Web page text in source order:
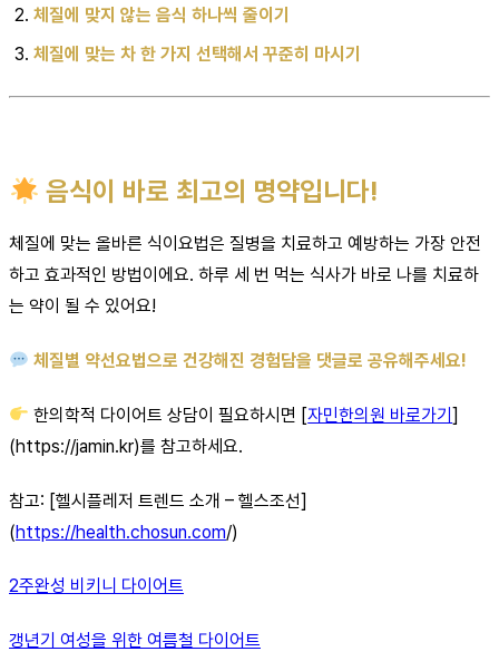
체질에 맞지 않는 음식 하나씩 줄이기
체질에 맞는 차 한 가지 선택해서 꾸준히 마시기
음식이 바로 최고의 명약입니다!
체질에 맞는 올바른 식이요법은 질병을 치료하고 예방하는 가장 안전
하고 효과적인 방법이에요. 하루 세 번 먹는 식사가 바로 나를 치료하
는 약이 될 수 있어요!
체질별 약선요법으로 건강해진 경험담을 댓글로 공유해주세요!
한의학적 다이어트 상담이 필요하시면 [자민한의원 바로가기]
(https://jamin.kr)를 참고하세요.
참고: [헬시플레저 트렌드 소개 – 헬스조선]
(https://health.chosun.com/)
2주완성 비키니 다이어트
갱년기 여성을 위한 여름철 다이어트